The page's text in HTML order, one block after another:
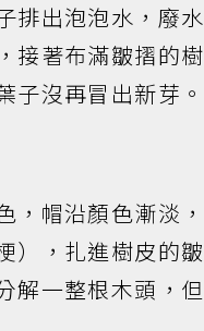
排出泡泡水，廢水
接著布滿皺摺的樹
子沒再冒出新芽。
帽沿顏色漸淡，
），扎進樹皮的皺
解一整根木頭，但